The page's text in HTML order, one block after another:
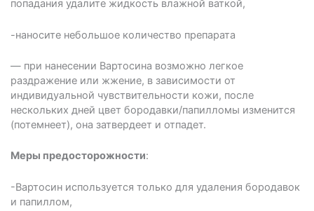
попадания удалите жидкость влажной ваткой,
-наносите небольшое количество препарата
— при нанесении Вартосина возможно легкое
раздражение или жжение, в зависимости от
индивидуальной чувствительности кожи, после
нескольких дней цвет бородавки/папилломы изменится
(потемнеет), она затвердеет и отпадет.
Меры предосторожности:
-Вартосин используется только для удаления бородавок
и папиллом,